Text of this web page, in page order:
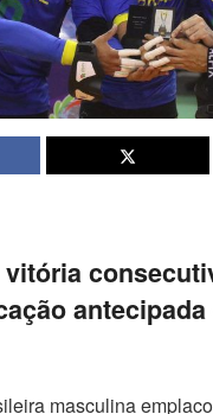
masculina